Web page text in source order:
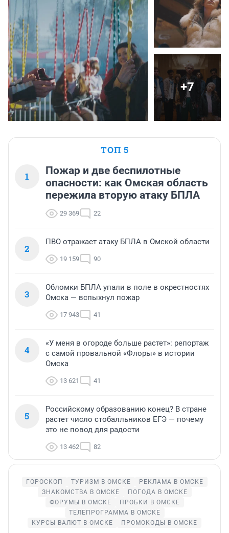
+7
ТОП 5
1
Пожар и две беспилотные
опасности: как Омская область
пережила вторую атаку БПЛА
29 369 22
2
ПВО отражает атаку БПЛА в Омской области
19 159 90
3
Обломки БПЛА упали в поле в окрестностях
Омска — вспыхнул пожар
17 943 41
4
«У меня в огороде больше растет»: репортаж
с самой провальной «Флоры» в истории
Омска
13 621 41
5
Российскому образованию конец? В стране
растет число стобалльников ЕГЭ — почему
это не повод для радости
13 462 82
ГОРОСКОП ТУРИЗМ В ОМСКЕ
РЕКЛАМА В ОМСКЕ
ЗНАКОМСТВА В ОМСКЕ
ПОГОДА В ОМСКЕ
ФОРУМЫ В ОМСКЕ
ПРОБКИ В ОМСКЕ
ТЕЛЕПРОГРАММА В ОМСКЕ
КУРСЫ ВАЛЮТ В ОМСКЕ
ПРОМОКОДЫ В ОМСКЕ